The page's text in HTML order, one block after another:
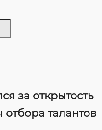
за открытость
отбора талантов